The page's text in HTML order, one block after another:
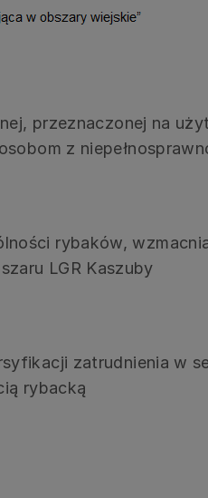
przeznaczonej na
z
rybaków,
LGR Kaszuby
zatrudnienia w
rybacką